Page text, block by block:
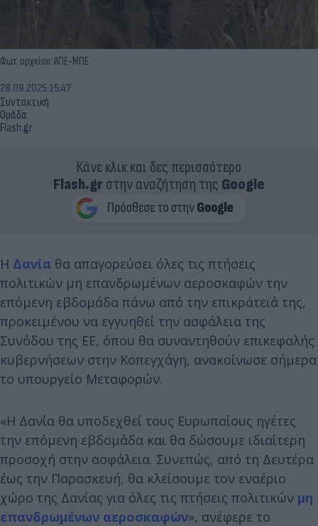
Φωτ. αρχείου: ΑΠΕ-ΜΠΕ
Συντακτική
Ομάδα
Flash.gr
28.09.2025 15:47
Κάνε κλικ και δες περισσότερο
Flash.grστην αναζήτηση της Google
Η Δανία θα απαγορεύσει όλες τις πτήσεις
πολιτικών μη επανδρωμένων αεροσκαφών την
επόμενη εβδομάδα πάνω από την επικράτειά της,
προκειμένου να εγγυηθεί την ασφάλεια της
Συνόδου της ΕΕ, όπου θα συναντηθούν επικεφαλής
κυβερνήσεων στην Κοπεγχάγη, ανακοίνωσε σήμερα
το υπουργείο Μεταφορών.
«Η Δανία θα υποδεχθεί τους Ευρωπαίους ηγέτες
την επόμενη εβδομάδα και θα δώσουμε ιδιαίτερη
προσοχή στην ασφάλεια. Συνεπώς, από τη Δευτέρα
έως την Παρασκευή, θα κλείσουμε τον εναέριο
χώρο της Δανίας για όλες τις πτήσεις πολιτικών μη
επανδρωμένων αεροσκαφών», ανέφερε το